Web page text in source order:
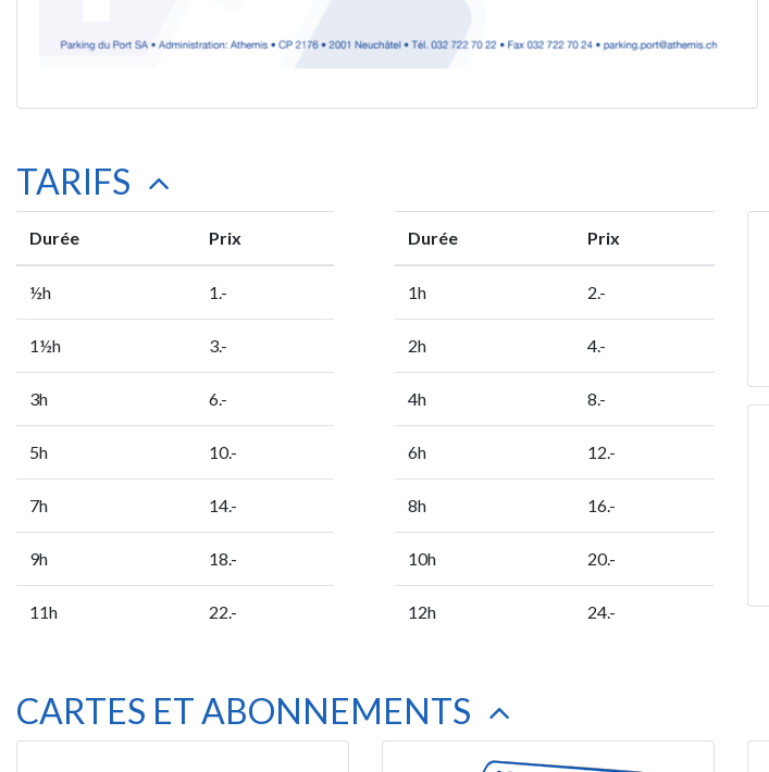
TARIFS
Durée Prix Durée Prix
½h 1.- 1h 2.-
1½h 3.- 2h 4.-
3h 6.- 4h 8.-
5h 10.- 6h 12.-
7h 14.- 8h 16.-
9h 18.- 10h 20.-
11h 22.- 12h 24.-
CARTES ET ABONNEMENTS